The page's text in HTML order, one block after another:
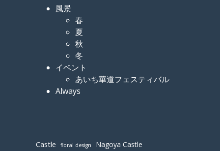
風景
春
夏
秋
冬
イベント
あいち華道フェスティバル
Always
Castle floral design Nagoya Castle